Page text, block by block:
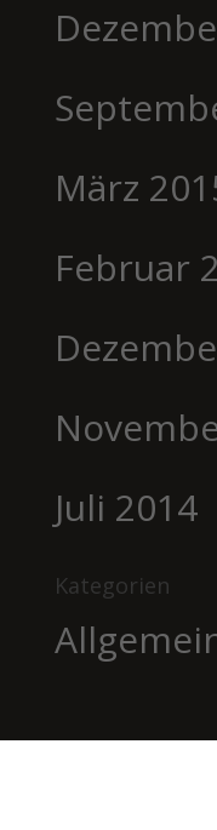
März
Februar
Juli 2014
Kategorien